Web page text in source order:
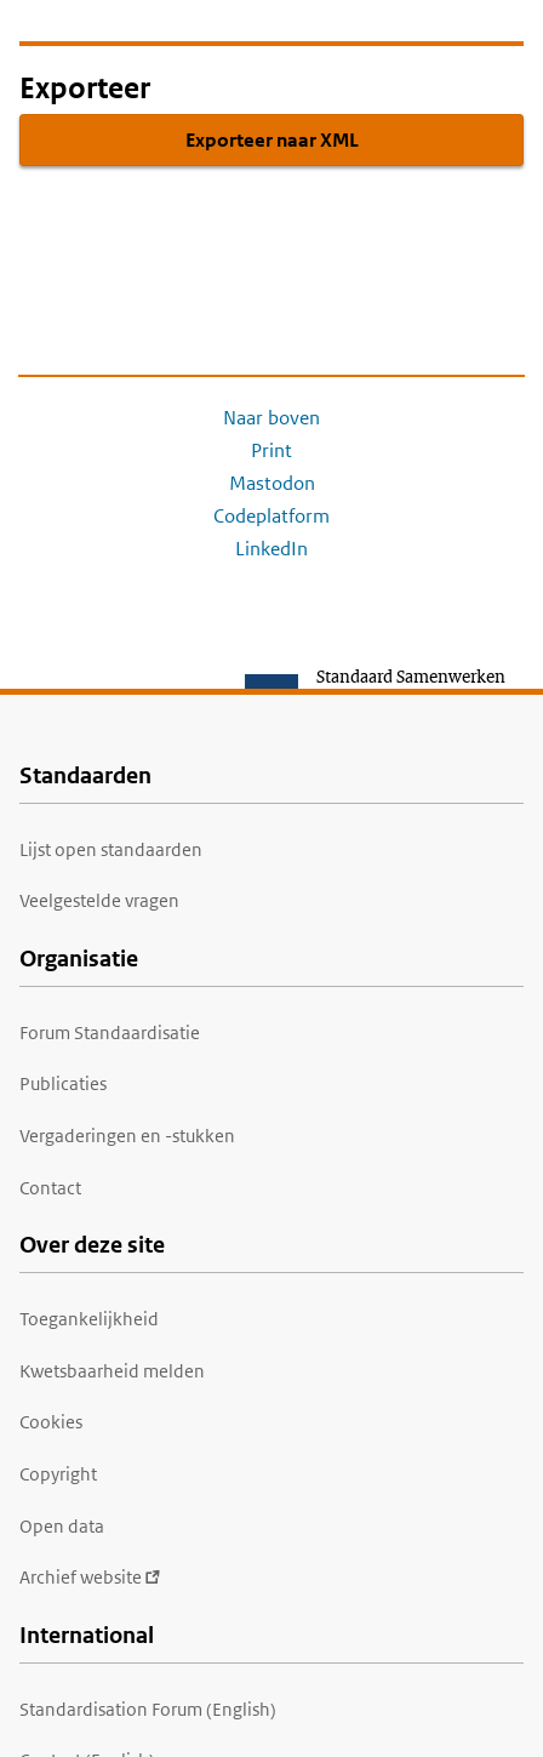
Exporteer
Exporteer naar XML
Naar boven
Print
Mastodon
Codeplatform
LinkedIn
Standaard Samenwerken
Voet
Standaarden
Lijst open standaarden
Veelgestelde vragen
Organisatie
Forum Standaardisatie
Publicaties
Vergaderingen en -stukken
Contact
Over deze site
Toegankelijkheid
Kwetsbaarheid melden
Cookies
Copyright
Open data
Archief website
International
Standardisation Forum (English)